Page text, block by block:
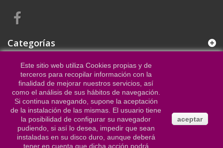
Categorías
Información
Mi cuenta
Configuración la tienda
Este sitio web utiliza Cookies propias y de
terceros para recopilar información con la
finalidad de mejorar nuestros servicios, así
como el análisis de sus hábitos de navegación.
Si continua navegando, supone la aceptación
de la instalación de las mismas. El usuario tiene
la posibilidad de configurar su navegador
pudiendo, si así lo desea, impedir que sean
instaladas en su disco duro, aunque deberá
tener en cuenta que dicha acción podrá
aceptar